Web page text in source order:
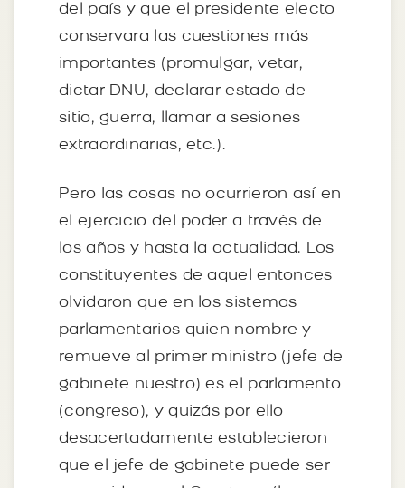
del país y que el presidente electo
conservara las cuestiones más
importantes (promulgar, vetar,
dictar DNU, declarar estado de
sitio, guerra, llamar a sesiones
extraordinarias, etc.).
Pero las cosas no ocurrieron así en
el ejercicio del poder a través de
los años y hasta la actualidad. Los
constituyentes de aquel entonces
olvidaron que en los sistemas
parlamentarios quien nombre y
remueve al primer ministro (jefe de
gabinete nuestro) es el parlamento
(congreso), y quizás por ello
desacertadamente establecieron
que el jefe de gabinete puede ser